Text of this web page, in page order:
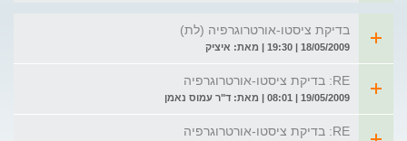
בדיקת ציסטו-אורטרוגרפיה (לת)
18/05/2009 | 19:30 | מאת: איציק
RE: בדיקת ציסטו-אורטרוגרפיה
19/05/2009 | 08:01 | מאת: ד"ר עמוס נאמן
RE: בדיקת ציסטו-אורטרוגרפיה